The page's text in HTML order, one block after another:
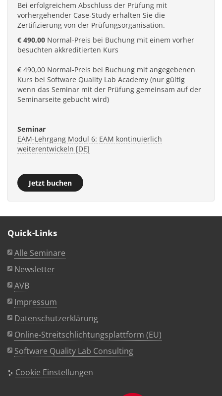
Bei erfolgreichem Abschluss der Prüfung mit
vorhergehender Case-Study erhalten Sie die
Zertifizierung von der Prüfungsorganisation.
€ 490,00 Normal-Preis bei Buchung mit einem vorher
besuchten akkreditierten Kurs
€ 490,00 Normal-Preis bei Buchung mit angegebenen
Kurs bei Software Quality Lab Academy (nur gültig
wenn das Seminar mit der Prüfung gemeinsam auf der
Seminarseite gebucht wird)
Seminar
EAM-Lehrgang Modul 6: EAM kontinuierlich
weiterentwickeln [DE]
Jetzt buchen
Quick-Links
Alle Seminare
Newsletter
AVB
Impressum
Datenschutzerklärung
Online-Streitschlichtungsplattform (EU)
Software Quality Lab Consulting
Cookie Einstellungen